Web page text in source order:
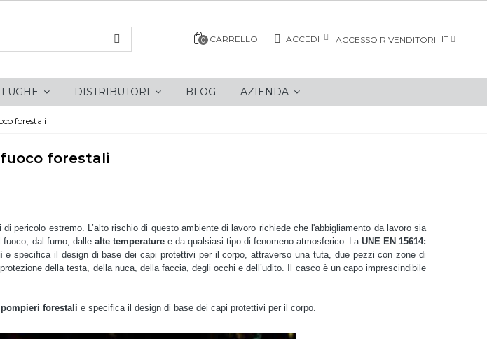
0 CARRELLO ACCEDI ACCESSO RIVENDITORI IT
DISTRIBUTORI BLOG AZIENDA
forestali
forestali
pericolo estremo. L’alto rischio di questo ambiente di lavoro richiede che l'abbigliamento da lavoro sia
fuoco, dal fumo, dalle alte temperaturee da qualsiasi tipo di fenomeno atmosferico. La UNE EN 15614:
e specifica il design di base dei capi protettivi per il corpo, attraverso una tuta, due pezzi con zone di
della testa, della nuca, della faccia, degli occhi e dell’udito. Il casco è un capo imprescindibile
pompieri forestali e specifica il design di base dei capi protettivi per il corpo.